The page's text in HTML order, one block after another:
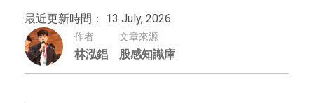
最近更新時間： 13 July, 2026
作者
林泓錩
文章來源
股感知識庫